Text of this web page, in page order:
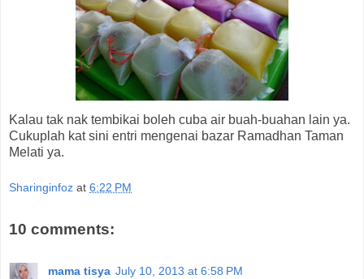
Kalau tak nak tembikai boleh cuba air buah-buahan lain ya.
Cukuplah kat sini entri mengenai bazar Ramadhan Taman
Melati ya.
Sharinginfoz at 6:22 PM
10 comments:
mama tisya July 10, 2013 at 6:58 PM